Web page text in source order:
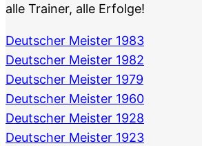
alle Trainer, alle Erfolge!
Deutscher Meister 1983
Deutscher Meister 1982
Deutscher Meister 1979
Deutscher Meister 1960
Deutscher Meister 1928
Deutscher Meister 1923